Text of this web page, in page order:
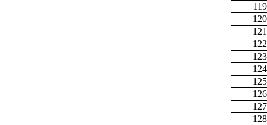
119
120
121
122
123
124
125
126
127
128